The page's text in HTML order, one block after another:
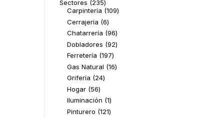
Sectores 235235
productos
Carpintería 109109
Cerrajería 66
productos
Chatarrería 9696
productos
Dobladores 9292
Ferretería 197197
productos
Gas Natural 1616
Grifería 2424
Hogar 5656
productos
Iluminación 11
producto
Pinturero 121121